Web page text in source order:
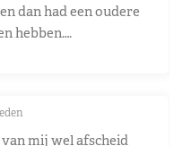
dan had een oudere
hebben….
mij wel afscheid